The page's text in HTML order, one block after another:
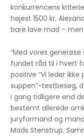
konkurrencens
højest 1500 kr.
bare lave mad –
”Med vores
fundet råd til i hvert
positive ”Vi leder
suppen”-testbesøg,
i gang tidligere end
bestemt allerede
juryformand og
Mads Stenstrup.